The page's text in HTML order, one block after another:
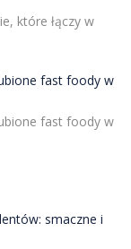
które łączy w
fast foody w
fast foody w
smaczne i